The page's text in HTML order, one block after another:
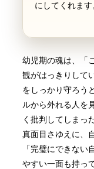
にしてくれます
幼児期の魂は、「
観がはっきりして
をしっかり守ろう
ルから外れる人を
く批判してしまっ
真面目さゆえに、
「完璧にできない
やすい一面も持っ